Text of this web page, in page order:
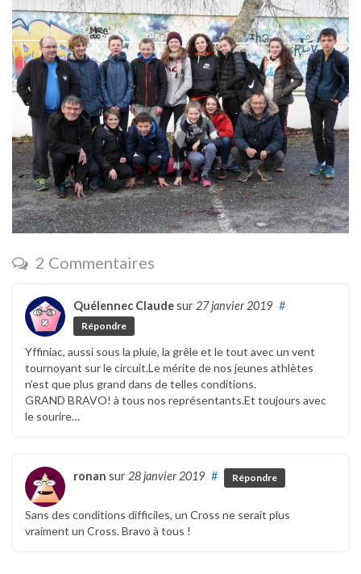
2 Commentaires
Quélennec Claudesur 27 janvier 2019 #
Répondre
Yffiniac, aussi sous la pluie, la grêle et le tout avec un vent
tournoyant sur le circuit.Le mérite de nos jeunes athlètes
n’est que plus grand dans de telles conditions.
GRAND BRAVO! à tous nos représentants.Et toujours avec
le sourire…
ronan sur 28 janvier 2019 # Répondre
Sans des conditions difficiles, un Cross ne serait plus
vraiment un Cross. Bravo à tous !